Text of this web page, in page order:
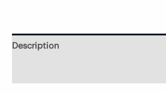
Description